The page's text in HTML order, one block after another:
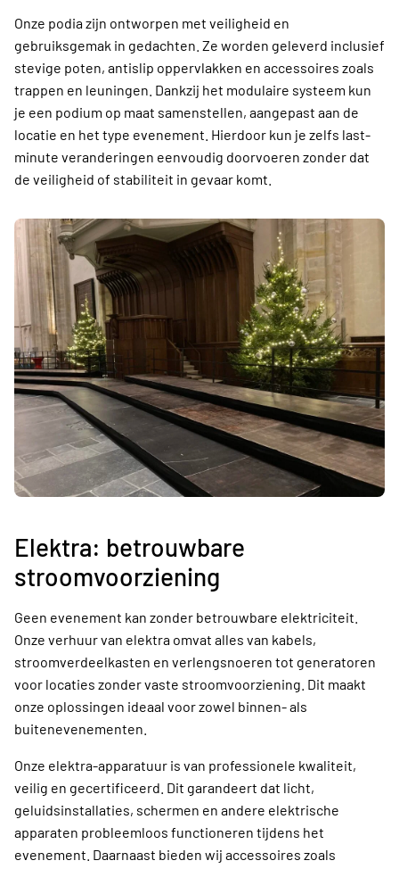
Onze podia zijn ontworpen met veiligheid en
gebruiksgemak in gedachten. Ze worden geleverd inclusief
stevige poten, antislip oppervlakken en accessoires zoals
trappen en leuningen. Dankzij het modulaire systeem kun
je een podium op maat samenstellen, aangepast aan de
locatie en het type evenement. Hierdoor kun je zelfs last-
minute veranderingen eenvoudig doorvoeren zonder dat
de veiligheid of stabiliteit in gevaar komt.
Elektra: betrouwbare
stroomvoorziening
Geen evenement kan zonder betrouwbare elektriciteit.
Onze verhuur van elektra omvat alles van kabels,
stroomverdeelkasten en verlengsnoeren tot generatoren
voor locaties zonder vaste stroomvoorziening. Dit maakt
onze oplossingen ideaal voor zowel binnen- als
buitenevenementen.
Onze elektra-apparatuur is van professionele kwaliteit,
veilig en gecertificeerd. Dit garandeert dat licht,
geluidsinstallaties, schermen en andere elektrische
apparaten probleemloos functioneren tijdens het
evenement. Daarnaast bieden wij accessoires zoals